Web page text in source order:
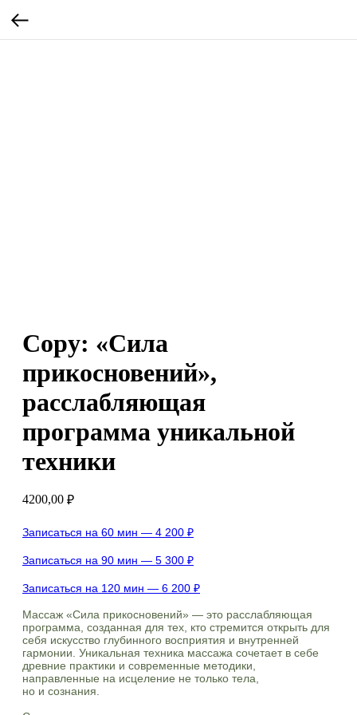
Copy: «Сила
прикосновений»,
расслабляющая
программа уникальной
техники
4200,00 ₽
Записаться на 60 мин — 4 200 ₽
Записаться на 90 мин — 5 300 ₽
Записаться на 120 мин — 6 200 ₽
Массаж «Сила прикосновений» — это расслабляющая
программа, созданная для тех, кто стремится открыть для
себя искусство глубинного восприятия и внутренней
гармонии. Уникальная техника массажа сочетает в себе
древние практики и современные методики,
направленные на исцеление не только тела,
но и сознания.